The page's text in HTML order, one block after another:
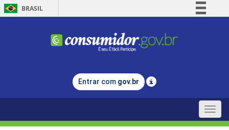
BRASIL
Comunica BR
Legislação
Entrar com gov.br
Toggle